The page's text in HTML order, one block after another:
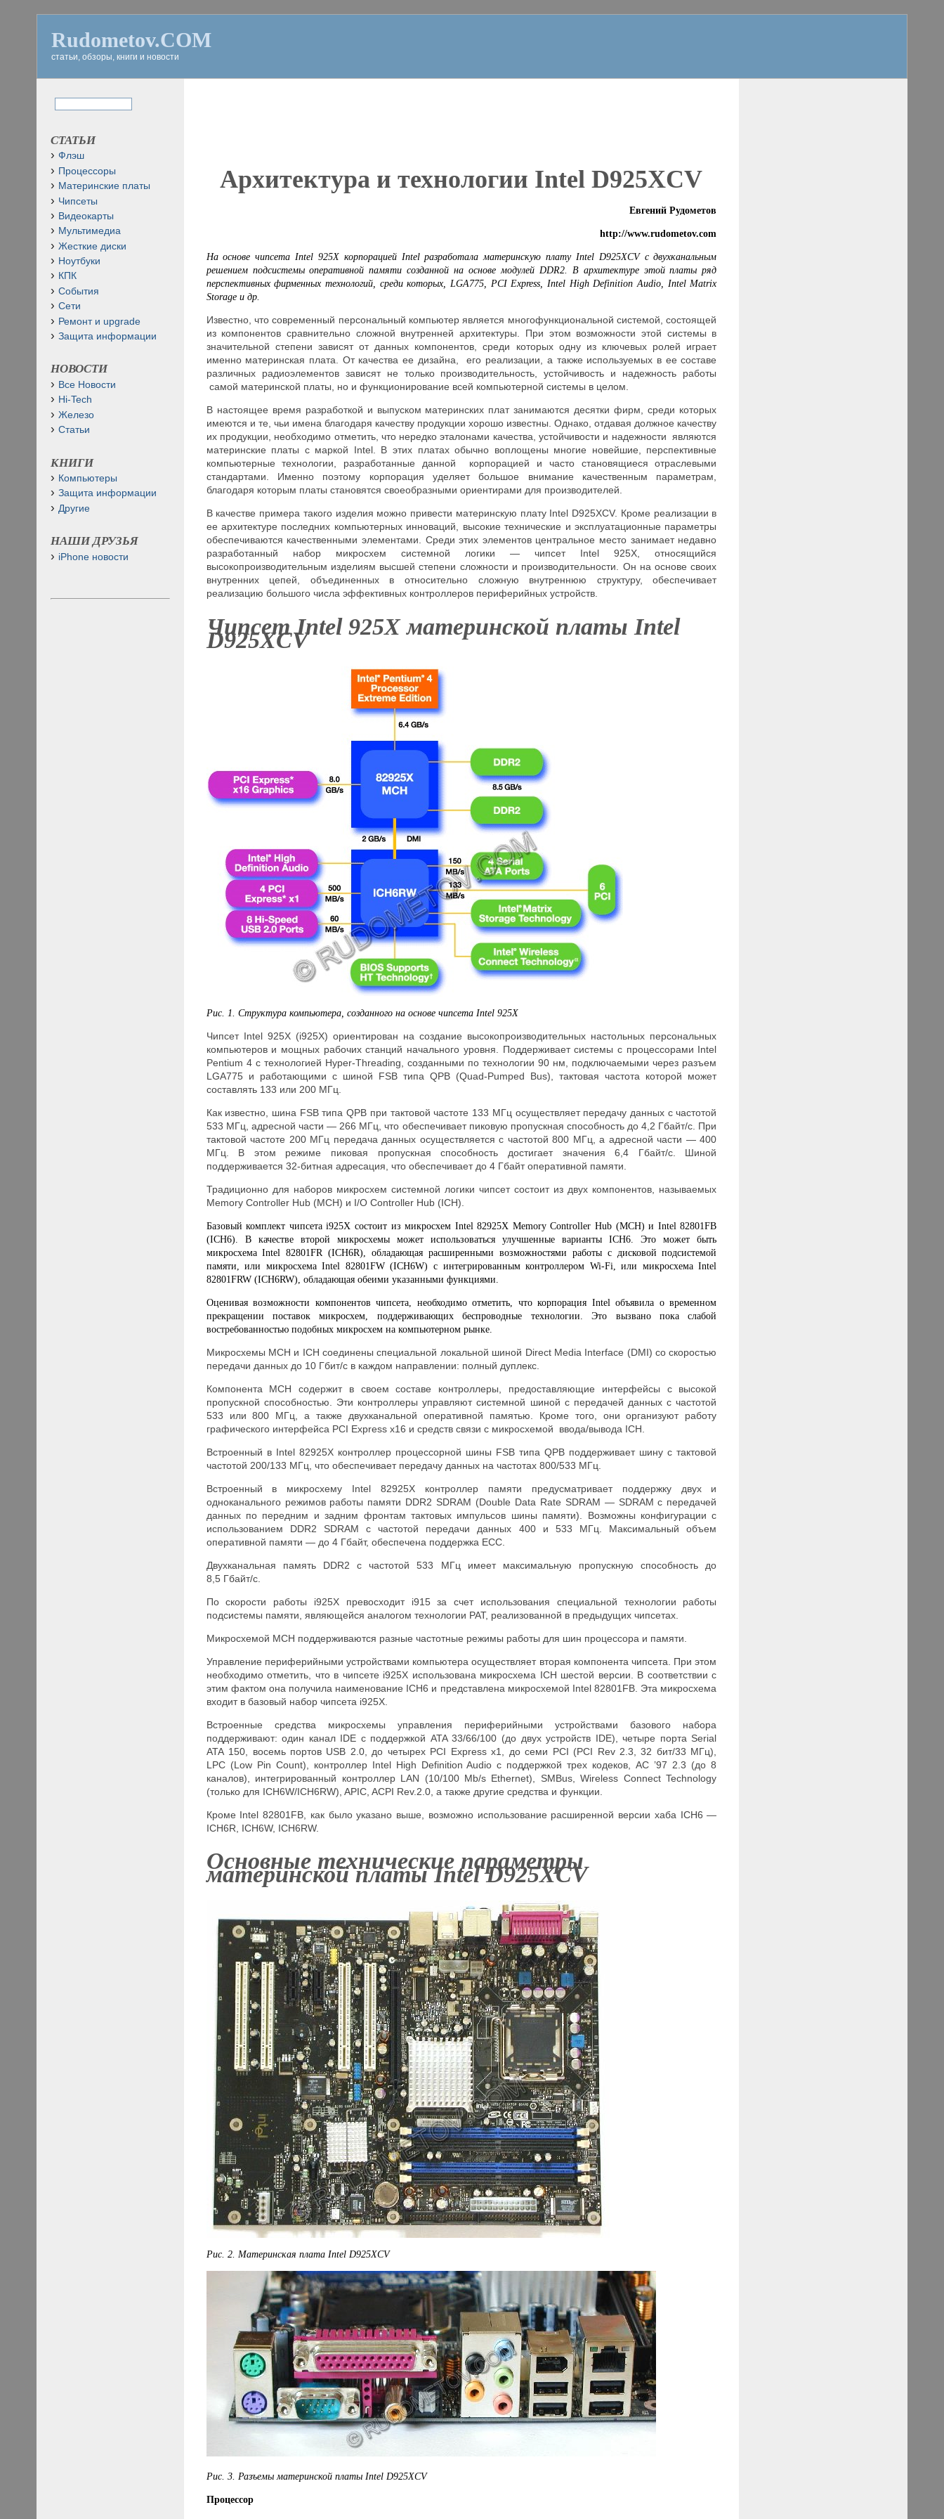
Rudometov.COM
статьи, обзоры, книги и новости
Архитектура и технологии Intel D925XCV
Евгений Рудометов
http://www.rudometov.com
На основе чипсета Intel 925X корпорацией Intel разработала материнскую плату Intel D925XCVс двухканальным
решением подсистемы оперативной памяти созданной на основе модулей DDR2. В архитектуре этой платы ряд
перспективных фирменных технологий, среди которых, LGA775, PCI Express, Intel High Definition Audio, Intel Matrix
Storage и др.
Известно, что современный персональный компьютер является многофункциональной системой, состоящей
из компонентов сравнительно сложной внутренней архитектуры. При этом возможности этой системы в
значительной степени зависят от данных компонентов, среди которых одну из ключевых ролей играет
именно материнская плата. От качества ее дизайна, его реализации, а также используемых в ее составе
различных радиоэлементов зависят не только производительность, устойчивость и надежность работы
самой материнской платы, но и функционирование всей компьютерной системы в целом.
В настоящее время разработкой и выпуском материнских плат занимаются десятки фирм, среди которых
имеются и те, чьи имена благодаря качеству продукции хорошо известны. Однако, отдавая должное качеству
их продукции, необходимо отметить, что нередко эталонами качества, устойчивости и надежности являются
материнские платы с маркой Intel. В этих платах обычно воплощены многие новейшие, перспективные
компьютерные технологии, разработанные данной корпорацией и часто становящиеся отраслевыми
стандартами. Именно поэтому корпорация уделяет большое внимание качественным параметрам,
благодаря которым платы становятся своеобразными ориентирами для производителей.
В качестве примера такого изделия можно привести материнскую плату Intel D925XCV. Кроме реализации в
ее архитектуре последних компьютерных инноваций, высокие технические и эксплуатационные параметры
обеспечиваются качественными элементами. Среди этих элементов центральное место занимает недавно
разработанный набор микросхем системной логики — чипсет Intel 925X, относящийся
высокопроизводительным изделиям высшей степени сложности и производительности. Он на основе своих
внутренних цепей, объединенных в относительно сложную внутреннюю структуру, обеспечивает
реализацию большого числа эффективных контроллеров периферийных устройств.
ЧипсетIntel 925Xматеринской платы Intel
D925XCV
Рис. 1. Структура компьютера, созданного на основе чипсета Intel925X
Чипсет Intel 925X (i925X) ориентирован на создание высокопроизводительных настольных персональных
компьютеров и мощных рабочих станций начального уровня. Поддерживает системы с процессорами Intel
Pentium 4 с технологией Hyper-Threading, созданными по технологии 90 нм, подключаемыми через разъем
LGA775 и работающими с шиной FSB типа QPB (Quad-Pumped Bus), тактовая частота которой может
составлять 133 или 200 МГц.
Как известно, шина FSB типа QPB при тактовой частоте 133 МГц осуществляет передачу данных с частотой
533 МГц, адресной части — 266 МГц, что обеспечивает пиковую пропускная способность до 4,2 Гбайт/с. При
тактовой частоте 200 МГц передача данных осуществляется с частотой 800 МГц, а адресной части — 400
МГц. В этом режиме пиковая пропускная способность достигает значения 6,4 Гбайт/с. Шиной
поддерживается 32-битная адресация, что обеспечивает до 4 Гбайт оперативной памяти.
Традиционно для наборов микросхем системной логики чипсет состоит из двух компонентов, называемых
Memory Controller Hub (MCH) и I/O Controller Hub (ICH).
Базовый комплект чипсета i925X состоит из микросхем Intel 82925X Memory Controller Hub (MCH) и Intel 82801FB
(ICH6). В качестве второй микросхемы может использоваться улучшенные варианты ICH6. Это может быть
микросхема Intel 82801FR (ICH6R), обладающая расширенными возможностями работы с дисковой подсистемой
памяти, или микросхема Intel 82801FW (ICH6W) с интегрированным контроллером Wi-Fi, или микросхема Intel
82801FRW (ICH6RW), обладающая обеими указанными функциями.
Оценивая возможности компонентов чипсета, необходимо отметить, что корпорация Intel объявила о временном
прекращении поставок микросхем, поддерживающих беспроводные технологии. Это вызвано пока слабой
востребованностью подобных микросхем на компьютерном рынке.
Микросхемы MCH и ICH соединены специальной локальной шиной Direct Media Interface (DMI) со скоростью
передачи данных до 10 Гбит/с в каждом направлении: полный дуплекс.
Компонента MCH содержит в своем составе контроллеры, предоставляющие интерфейсы с высокой
пропускной способностью. Эти контроллеры управляют системной шиной с передачей данных с частотой
533 или 800 МГц, а также двухканальной оперативной памятью. Кроме того, они организуют работу
графического интерфейса PCI Express x16 и средств связи с микросхемой ввода/вывода ICH.
Встроенный в Intel 82925X контроллер процессорной шины FSB типа QPB поддерживает шину с тактовой
частотой 200/133 МГц, что обеспечивает передачу данных на частотах 800/533 МГц.
Встроенный в микросхему Intel 82925X контроллер памяти предусматривает поддержку двух и
одноканального режимов работы памяти DDR2 SDRAM (Double Data Rate SDRAM — SDRAM с передачей
данных по передним и задним фронтам тактовых импульсов шины памяти). Возможны конфигурации с
использованием DDR2 SDRAM с частотой передачи данных 400 и 533 МГц. Максимальный объем
оперативной памяти — до 4 Гбайт, обеспечена поддержка ECC.
Двухканальная память DDR2 с частотой 533 МГц имеет максимальную пропускную способность до
8,5 Гбайт/с.
По скорости работы i925X превосходит i915 за счет использования специальной технологии работы
подсистемы памяти, являющейся аналогом технологии PAT, реализованной в предыдущих чипсетах.
Микросхемой MCH поддерживаются разные частотные режимы работы для шин процессора и памяти.
Управление периферийными устройствами компьютера осуществляет вторая компонента чипсета. При этом
необходимо отметить, что в чипсете i925X использована микросхема ICH шестой версии. В соответствии с
этим фактом она получила наименование ICH6 и представлена микросхемой Intel 82801FB. Эта микросхема
входит в базовый набор чипсета i925X.
Встроенные средства микросхемы управления периферийными устройствами базового набора
поддерживают: один канал IDE с поддержкой ATA 33/66/100 (до двух устройств IDE), четыре порта Serial
ATA 150, восемь портов USB 2.0, до четырех PCI Express x1, до семи PCI (PCI Rev 2.3, 32 бит/33 МГц),
LPC (Low Pin Count), контроллер Intel High Definition Audio с поддержкой трех кодеков, AC ’97 2.3 (до 8
каналов), интегрированный контроллер LAN (10/100 Mb/s Ethernet), SMBus, Wireless Connect Technology
(только для ICH6W/ICH6RW), APIC, ACPI Rev.2.0, а также другие средства и функции.
Кроме Intel 82801 FB, как было указано выше, возможно использование расширенной версии хаба ICH6 —
ICH6R, ICH6W, ICH6RW.
Основные технические параметры
материнской платы Intel D925XCV
Рис. 2. Материнская плата Intel D925XCV
Рис. 3. Разъемы материнской платы Intel D925XCV
Процессор
СТАТЬИ
Флэш
Процессоры
Материнские платы
Чипсеты
Видеокарты
Мультимедиа
Жесткие диски
Ноутбуки
КПК
События
Сети
Ремонт и upgrade
Защита информации
НОВОСТИ
Все Новости
Hi-Tech
Железо
Статьи
КНИГИ
Компьютеры
Защита информации
Другие
НАШИ ДРУЗЬЯ
iPhone новости